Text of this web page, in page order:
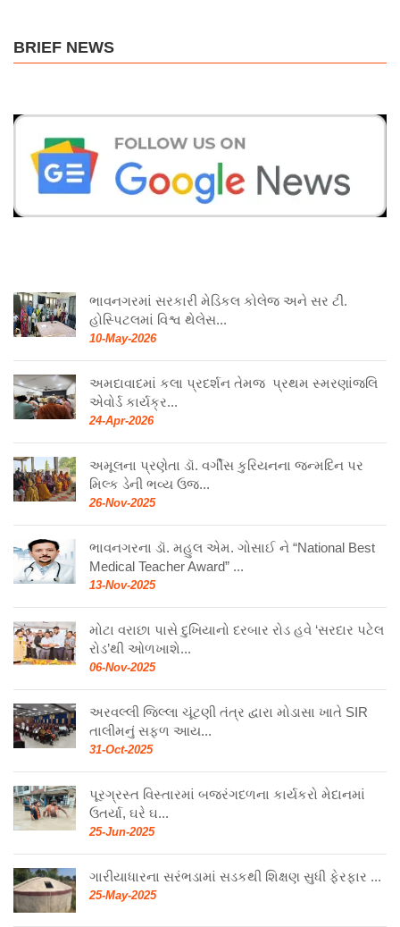
BRIEF NEWS
ભાવનગરમાં સરકારી મેડિકલ કોલેજ અને સર ટી.
હોસ્પિટલમાં વિશ્વ થેલેસ...
10-May-2026
અમદાવાદમાં કલા પ્રદર્શન તેમજ પ્રથમ સ્મરણાંજલિ
એવોર્ડ કાર્યક્ર...
24-Apr-2026
અમૂલના પ્રણેતા ડૉ. વર્ગીસ કુરિયનના જન્મદિન પર
મિલ્ક ડેની ભવ્ય ઉજ...
26-Nov-2025
ભાવનગરના ડૉ. મહુલ એમ. ગોસાઈ ને “National Best
Medical Teacher Award” ...
13-Nov-2025
મોટા વરાછા પાસે દુખિયાનો દરબાર રોડ હવે ‘સરદાર પટેલ
રોડ’થી ઓળખાશે...
06-Nov-2025
અરવલ્લી જિલ્લા ચૂંટણી તંત્ર દ્વારા મોડાસા ખાતે SIR
તાલીમનું સફળ આય...
31-Oct-2025
પૂરગ્રસ્ત વિસ્તારમાં બજરંગદળના કાર્યકરો મેદાનમાં
ઉતર્યા, ઘરે ઘ...
25-Jun-2025
ગારીયાધારના સરંભડામાં સડકથી શિક્ષણ સુધી ફેરફાર ...
25-May-2025